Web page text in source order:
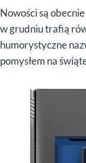
Nowości są
w grudniu trafią
humorystyczne
pomysłem na